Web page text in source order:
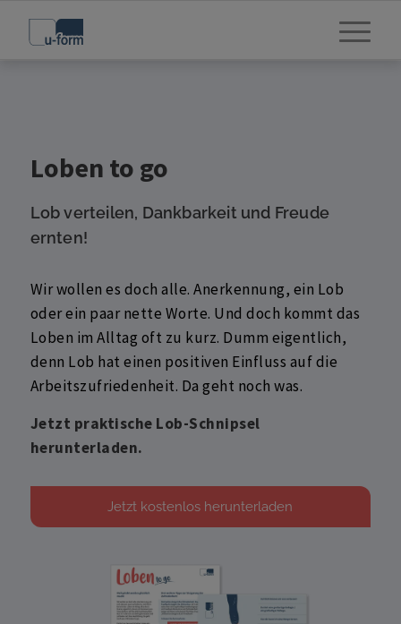
Loben to go
Lob verteilen, Dankbarkeit und Freude
ernten!
Wir wollen es doch alle. Anerkennung, ein Lob
oder ein paar nette Worte. Und doch kommt das
Loben im Alltag oft zu kurz. Dumm eigentlich,
denn Lob hat einen positiven Einfluss auf die
Arbeitszufriedenheit. Da geht noch was.
Jetzt praktische Lob-Schnipsel
herunterladen.
Jetzt kostenlos herunterladen